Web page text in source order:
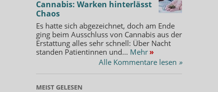
Cannabis: Warken hinterlässt
Chaos
Es hatte sich abgezeichnet, doch am Ende
ging beim Ausschluss von Cannabis aus der
Erstattung alles sehr schnell: Über Nacht
standen Patientinnen und... Mehr »
Alle Kommentare lesen »
MEIST GELESEN